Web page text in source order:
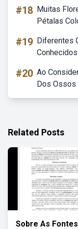
#18 Muitas
Pétalas
#19 Diferentes
#20 Ao
Dos Ossos
Related Posts
Sobre As